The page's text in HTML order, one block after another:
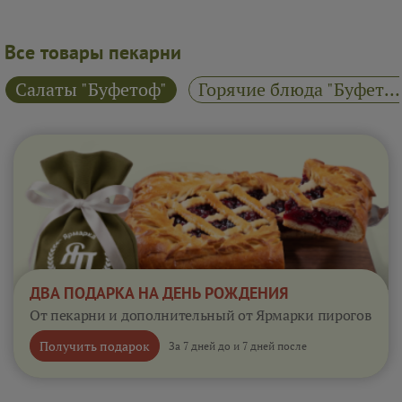
Все товары пекарни
Салаты "Буфетоф" Горячие блюда "Буфетоф"
ДВА ПОДАРКА НА ДЕНЬ РОЖДЕНИЯ
От пекарни и дополнительный от Ярмарки пирогов
Получить подарок За 7 дней до и 7 дней после